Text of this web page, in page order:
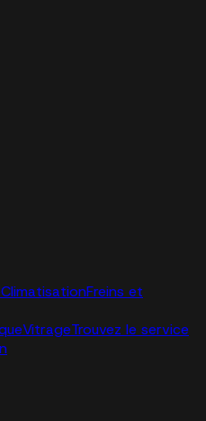
ClimatisationFreins et
VitrageTrouvez le service